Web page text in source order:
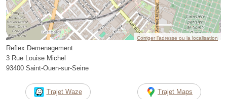
Corriger l’adresse ou la localisation
Reflex Demenagement
3 Rue Louise Michel
93400 Saint-Ouen-sur-Seine
Trajet Waze Trajet Maps